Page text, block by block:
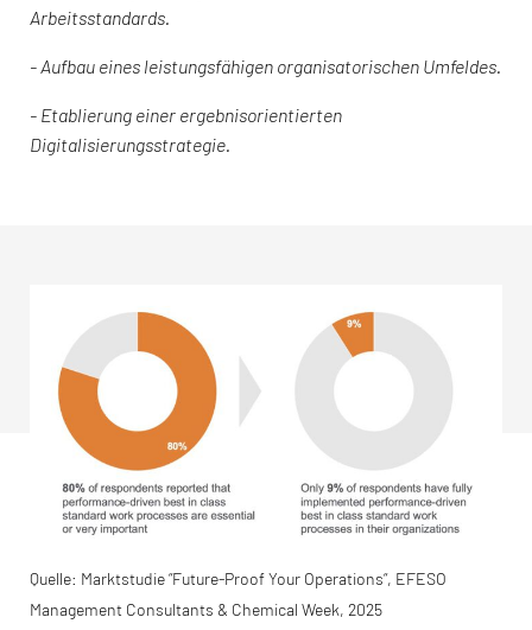
Arbeitsstandards.
- Aufbau eines leistungsfähigen organisatorischen Umfeldes.
- Etablierung einer ergebnisorientierten
Digitalisierungsstrategie.
Quelle: Marktstudie “Future-Proof Your Operations“, EFESO
Management Consultants & Chemical Week, 2025